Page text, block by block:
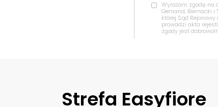
Wyrażam zgodę na
Gernand, Biernacki
której Sąd Rejonowy
prowadzi akta
zgody jest
Strefa Easyfiore